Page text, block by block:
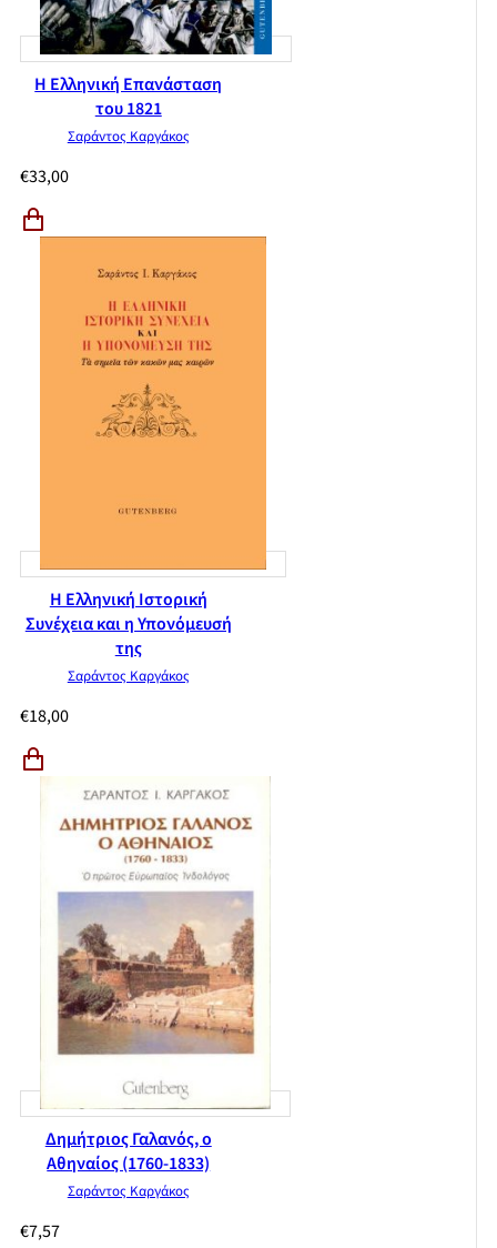
Η Ελληνική Επανάσταση
του 1821
Σαράντος Καργάκος
€33,00
Η Ελληνική Ιστορική
Συνέχεια και η Υπονόμευσή
της
Σαράντος Καργάκος
€18,00
Δημήτριος Γαλανός, ο
Αθηναίος (1760-1833)
Σαράντος Καργάκος
€7,57